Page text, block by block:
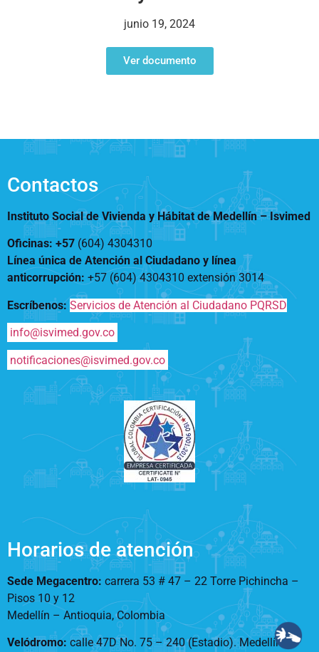
Vivienda Nueva
Acompañamiento Social
Directorio de servidores
Encuesta de Percepción
A+ A A-
Tamaño de la
fuente
Contraste
Centro de relevo
Más Información sobre Accesibilidad
junio 19, 2024
Ver documento
Contactos
Instituto Social de Vivienda y Hábitat de Medellín –Isvimed
Oficinas: +57 (604) 4304310
Línea única de Atención al Ciudadano y línea
anticorrupción: +57 (604) 4304310 extensión3014
Escríbenos: Servicios de Atención al Ciudadano PQRSD
info@isvimed.gov.co
notificaciones@isvimed.gov.co
Horarios de atención
Sede Megacentro: carrera 53 # 47 – 22 Torre Pichincha –
Pisos 10 y 12
Medellín – Antioquia, Colombia
Velódromo: calle 47D No. 75 – 240 (Estadio). Medellín –